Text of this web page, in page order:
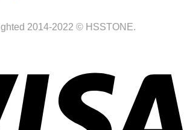
2014-2022 © HSSTONE.